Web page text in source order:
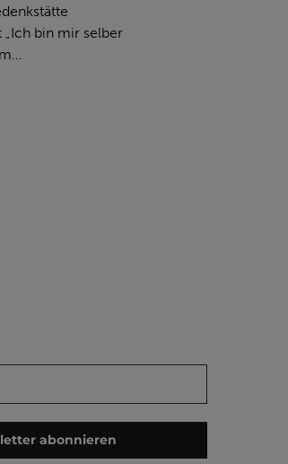
bin mir selber